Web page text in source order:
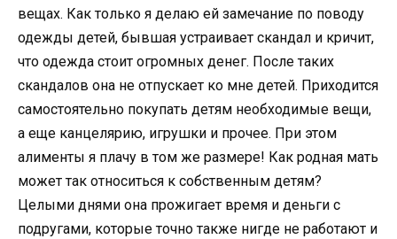
вещах. Как только я делаю ей замечание по поводу
одежды детей, бывшая устраивает скандал и кричит,
что одежда стоит огромных денег. После таких
скандалов она не отпускает ко мне детей. Приходится
самостоятельно покупать детям необходимые вещи,
а еще канцелярию, игрушки и прочее. При этом
алименты я плачу в том же размере! Как родная мать
может так относиться к собственным детям?
Целыми днями она прожигает время и деньги с
подругами, которые точно также нигде не работают и